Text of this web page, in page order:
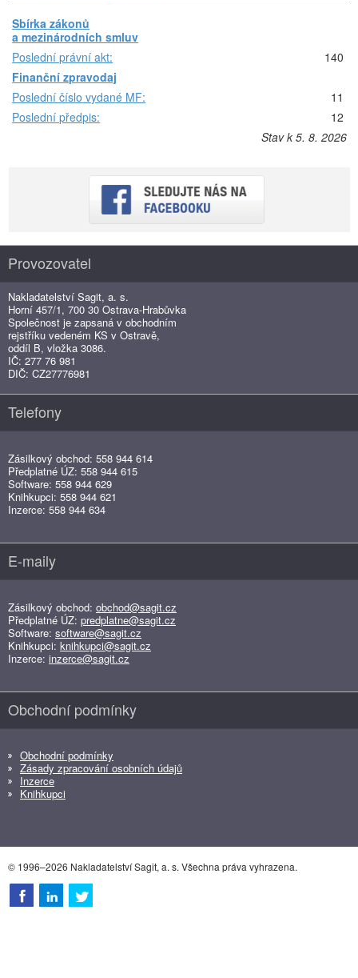
Sbírka zákonů
a mezinárodních smluv
Poslední právní akt:
140
Finanční zpravodaj
Poslední číslo vydané MF:
11
Poslední předpis:
12
Stav k 5. 8. 2026
Provozovatel
Nakladatelství Sagit, a. s.
Horní 457/1, 700 30 Ostrava-Hrabůvka
Společnost je zapsaná v obchodním
rejstříku vedeném KS v Ostravě,
oddíl B, vložka 3086.
IČ: 277 76 981
DIČ: CZ27776981
Telefony
Zásilkový obchod: 558 944 614
Předplatné ÚZ: 558 944 615
Software: 558 944 629
Knihkupci: 558 944 621
Inzerce: 558 944 634
E-maily
Zásilkový obchod: obchod@sagit.cz
Předplatné ÚZ: predplatne@sagit.cz
Software: software@sagit.cz
Knihkupci: knihkupci@sagit.cz
Inzerce: inzerce@sagit.cz
Obchodní podmínky
Obchodní podmínky
Zásady zpracování osobních údajů
Inzerce
Knihkupci
© 1996–2026 Nakladatelství Sagit, a. s. Všechna práva vyhrazena.